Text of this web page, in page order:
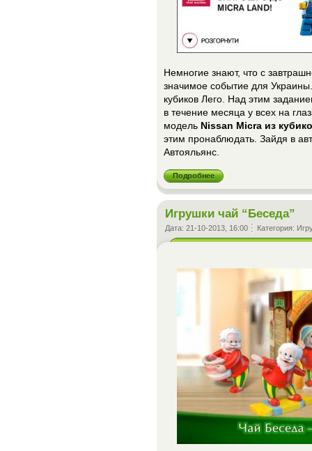
Немногие знают, что с
значимое событие для
кубиков Лего. Над этим
в течение месяца у всех на
модель Nissan Micra из
этим пронаблюдать. Зайдя в
Автояльянс.
Подробнее
Игрушки чай “Беседа”
Дата: 21-10-2013, 16:00 Категория: